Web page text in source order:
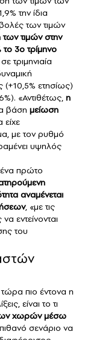
την ίδια
των τιμών
τιμών στην
3ο τρίμηνο
τριμηνιαία
(+10,5% ετησίως)
«Αντιθέτως, η
βάση μείωση
είχε
με τον ρυθμό
υψηλός
πρώτο
αναμένεται
, «με τις
εντείνονται
του
πιο έντονα η
είναι το τι
χωρών μέσω
σενάριο να